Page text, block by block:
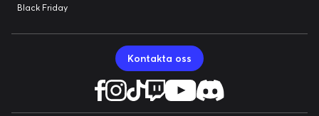
Black Friday
Kontakta oss